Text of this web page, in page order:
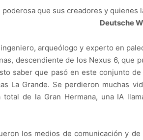
poderosa que sus creadores y quienes
Deutsche
arqueólogo y experto en
descendiente de los Nexus 6, que
saber que pasó en este conjunto
La Grande. Se perdieron muchas
total de la Gran Hermana, una IA
los medios de comunicación y